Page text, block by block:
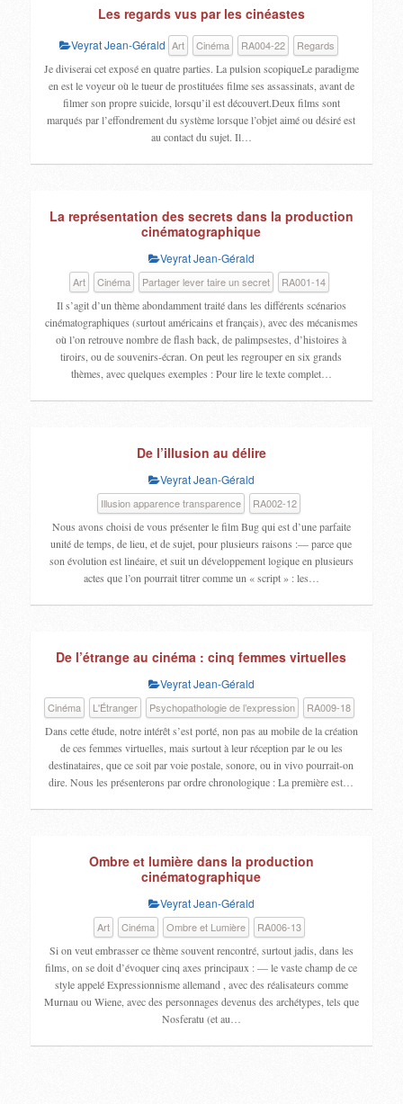
Les regards vus par les cinéastes
Veyrat Jean-Gérald Art Cinéma RA004-22
Regards
Je diviserai cet exposé en quatre parties. La pulsion scopiqueLe paradigme
en est le voyeur où le tueur de prostituées filme ses assassinats, avant de
filmer son propre suicide, lorsqu’il est découvert.Deux films sont
marqués par l’effondrement du système lorsque l’objet aimé ou désiré est
au contact du sujet. Il…
La représentation des secrets dans la production
cinématographique
Veyrat Jean-Gérald
Art Cinéma Partager lever taire un secret
RA001-14
Il s’agit d’un thème abondamment traité dans les différents scénarios
cinématographiques (surtout américains et français), avec des mécanismes
où l’on retrouve nombre de flash back, de palimpsestes, d’histoires à
tiroirs, ou de souvenirs-écran. On peut les regrouper en six grands
thèmes, avec quelques exemples : Pour lire le texte complet…
De l’illusion au délire
Veyrat Jean-Gérald
Illusion apparence transparence
RA002-12
Nous avons choisi de vous présenter le film Bug qui est d’une parfaite
unité de temps, de lieu, et de sujet, pour plusieurs raisons :— parce que
son évolution est linéaire, et suit un développement logique en plusieurs
actes que l’on pourrait titrer comme un « script » : les…
De l’étrange au cinéma : cinq femmes virtuelles
Veyrat Jean-Gérald
Cinéma L'Étranger Psychopathologie de l’expression
RA009-18
Dans cette étude, notre intérêt s’est porté, non pas au mobile de la création
de ces femmes virtuelles, mais surtout à leur réception par le ou les
destinataires, que ce soit par voie postale, sonore, ou in vivo pourrait-on
dire. Nous les présenterons par ordre chronologique : La première est…
Ombre et lumière dans la production
cinématographique
Veyrat Jean-Gérald
Art Cinéma Ombre et Lumière
RA006-13
Si on veut embrasser ce thème souvent rencontré, surtout jadis, dans les
films, on se doit d’évoquer cinq axes principaux : — le vaste champ de ce
style appelé Expressionnisme allemand , avec des réalisateurs comme
Murnau ou Wiene, avec des personnages devenus des archétypes, tels que
Nosferatu (et au…